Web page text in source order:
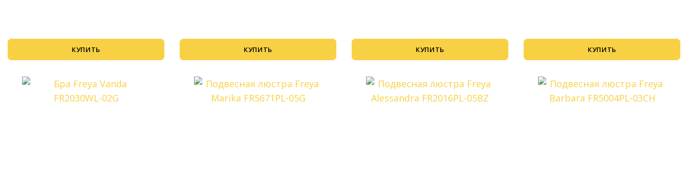
КУПИТЬ КУПИТЬ КУПИТЬ КУПИТЬ